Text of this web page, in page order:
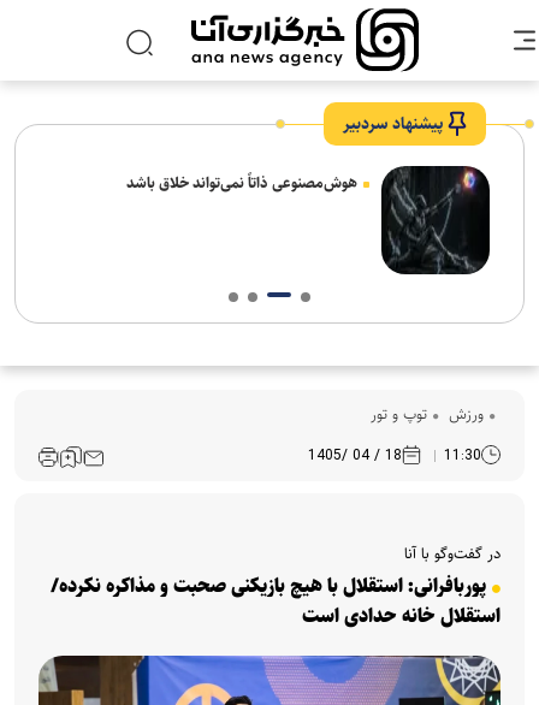
پیشنهاد سردبیر
هوش‌مصنوعی ذاتاً نمی‌تواند خلاق باشد
ورزش توپ و تور
11:30
18 / 04 /1405
در گفت‌وگو با آنا
پوربافرانی: استقلال با هیچ بازیکنی صحبت و مذاکره نکرده/
استقلال خانه حدادی است